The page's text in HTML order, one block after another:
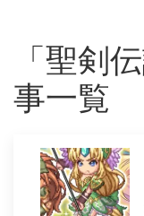
「聖剣
事一覧